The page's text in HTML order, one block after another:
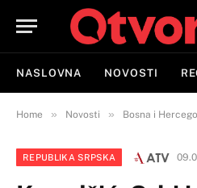
NASLOVNA NOVOSTI
Home » Novosti » Bosna i
REPUBLIKA SRPSKA